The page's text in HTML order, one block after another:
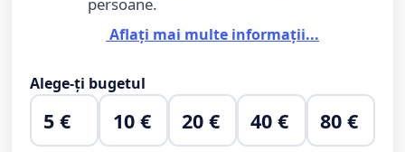
persoane.
Aflați mai multe informații...
Alege-ți bugetul
5 € 10 € 20 € 40 € 80 €